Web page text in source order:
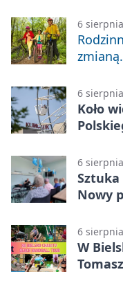
6
6
Koło
6
Sztuka
Nowy
6
W